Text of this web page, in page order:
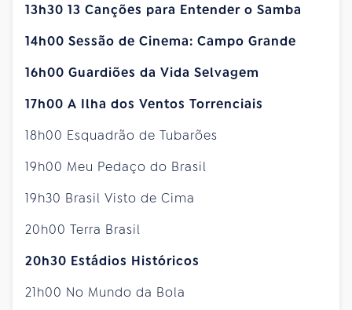
13h30 13 Canções para Entender o Samba
14h00 Sessão de Cinema: Campo Grande
16h00 Guardiões da Vida Selvagem
17h00 A Ilha dos Ventos Torrenciais
18h00 Esquadrão de Tubarões
19h00 Meu Pedaço do Brasil
19h30 Brasil Visto de Cima
20h00 Terra Brasil
20h30 Estádios Históricos
21h00 No Mundo da Bola